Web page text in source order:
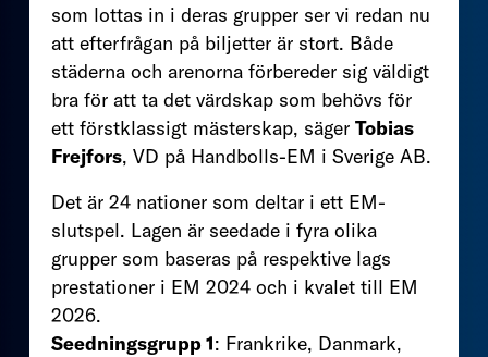
som lottas in i deras grupper ser vi redan nu
att efterfrågan på biljetter är stort. Både
städerna och arenorna förbereder sig väldigt
bra för att ta det värdskap som behövs för
ett förstklassigt mästerskap, säger Tobias
Frejfors, VD på Handbolls-EM i Sverige AB.
Det är 24 nationer som deltar i ett EM-
slutspel. Lagen är seedade i fyra olika
grupper som baseras på respektive lags
prestationer i EM 2024 och i kvalet till EM
2026.
Seedningsgrupp 1: Frankrike, Danmark,